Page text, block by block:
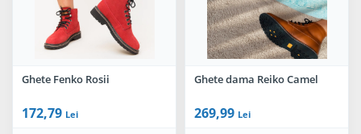
Ghete Fenko Rosii
172,79 Lei
Ghete dama Reiko Camel
269,99 Lei